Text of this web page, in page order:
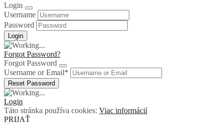
Login
Username
Password
Forgot Password?
Forgot Password
Username or Email*
Login
Táto stránka používa cookies: Viac informácií
PRIJAŤ